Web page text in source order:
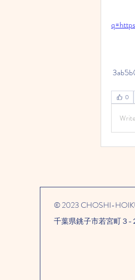
0
© 2023 CHOSHI-
千葉県銚子市若宮町３−